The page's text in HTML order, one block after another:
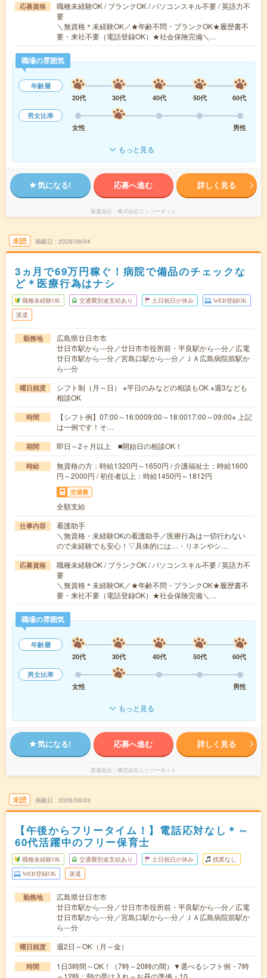
応募資格
職種未経験OK / ブランクOK / パソコンスキル不要 / 英語力不
要
＼無資格＊未経験OK／★年齢不問・ブランクOK★履歴書不
要・来社不要（電話登録OK）★社会保険完備＼…
職場の雰囲気
年齢層
20代
30代 40代 50代
60代
男女比率
女性
男性
もっと見る
気になる! 応募へ進む 詳しく見る
派遣会社 株式会社ニッソーネット
未読 掲載日 2026/08/04
3ヵ月で69万円稼ぐ！病院で備品のチェックな
ど＊医療行為はナシ
職種未経験OK 交通費別途支給あり 土日祝日が休み WEB登録OK
派遣
勤務地
広島県廿日市市
廿日市駅から---分／廿日市市役所前・平良駅から---分／広電
廿日市駅から---分／宮島口駅から---分／ＪＡ広島病院前駅か
ら---分
曜日頻度
シフト制（月～日） ※平日のみなどの相談もOK ※週3なども
相談OK
時間
【シフト例】07:00～16:0009:00～18:0017:00～09:00※ 上記
は一例です！そ…
期間 即日～2ヶ月以上 ■開始日の相談OK！
時給
無資格の方：時給1320円～1650円 / 介護福祉士：時給1600
円～2000円 / 初任者以上：時給1450円～1812円
交通費
全額支給
仕事内容
看護助手
＼無資格・未経験OKの看護助手／医療行為は一切行わない
ので未経験でも安心！▽具体的には…・リネンやシ…
応募資格
職種未経験OK / ブランクOK / パソコンスキル不要 / 英語力不
要
＼無資格＊未経験OK／★年齢不問・ブランクOK★履歴書不
要・来社不要（電話登録OK）★社会保険完備＼…
職場の雰囲気
年齢層
20代
30代 40代 50代
60代
男女比率
女性
男性
もっと見る
気になる! 応募へ進む 詳しく見る
派遣会社 株式会社ニッソーネット
未読 掲載日 2026/08/03
【午後からフリータイム！】電話応対なし＊～
60代活躍中のフリー保育士
職種未経験OK 交通費別途支給あり 土日祝日が休み 残業なし
WEB登録OK 派遣
勤務地
広島県廿日市市
廿日市駅から---分／廿日市市役所前・平良駅から---分／広電
廿日市駅から---分／宮島口駅から---分／ＪＡ広島病院前駅か
ら---分
曜日頻度 週2日～OK（月～金）
時間
1日3時間～OK！（7時～20時の間）▼選べるシフト例・7時
～12時：朝の受け入れ～お昼の準備・10…